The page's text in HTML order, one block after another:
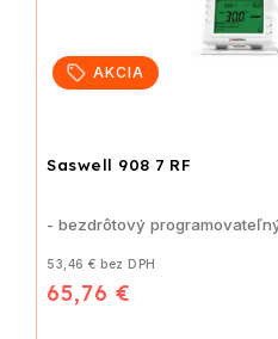
AKCIA
Saswell 908 7 RF
53,46 € bez DPH
65,76 €
- bezdrôtový